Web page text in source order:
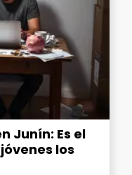
Junín: Es el
los